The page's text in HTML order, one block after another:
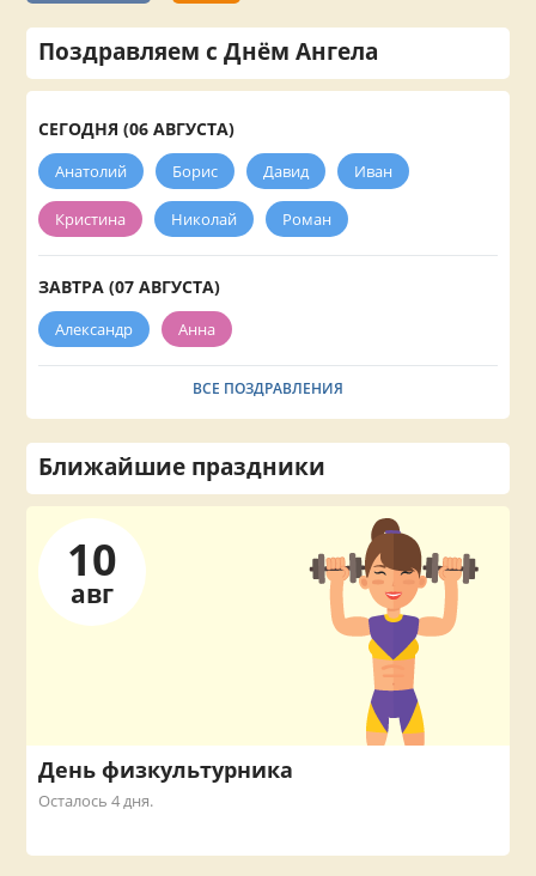
Поздравляем с Днём Ангела
СЕГОДНЯ (06 АВГУСТА)
Анатолий Борис Давид Иван
Кристина Николай Роман
ЗАВТРА (07 АВГУСТА)
Александр Анна
ВСЕ ПОЗДРАВЛЕНИЯ
Ближайшие праздники
10
авг
День физкультурника
Осталось 4 дня.